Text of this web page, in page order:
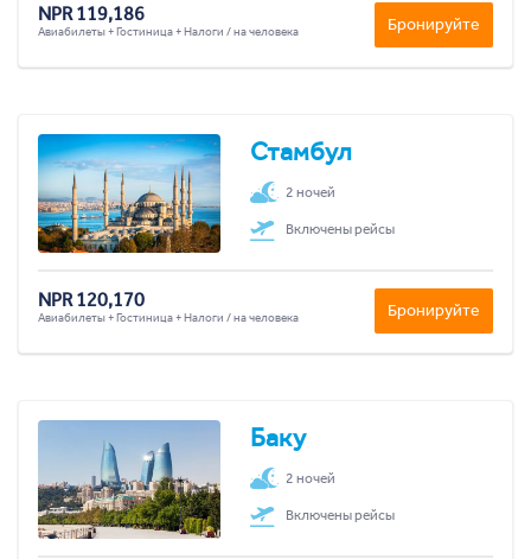
NPR 119,186
Авиабилеты + Гостиница + Налоги / на человека Бронируйте
Стамбул
2 ночей
Включены рейсы
NPR 120,170
Авиабилеты + Гостиница + Налоги / на человека Бронируйте
Баку
2 ночей
Включены рейсы